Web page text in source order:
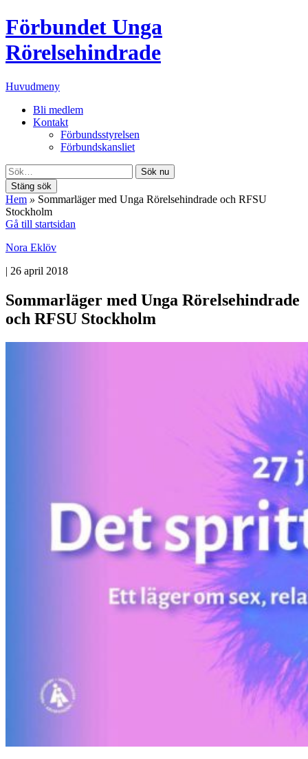
Förbundet Unga
Rörelsehindrade
Huvudmeny
Bli medlem
Kontakt
Förbundsstyrelsen
Förbundskansliet
Sök nu
Stäng sök
Hem » Sommarläger med Unga Rörelsehindrade och RFSU
Stockholm
Gå till startsidan
Nora Eklöv
| 26 april 2018
Sommarläger med Unga Rörelsehindrade
och RFSU Stockholm